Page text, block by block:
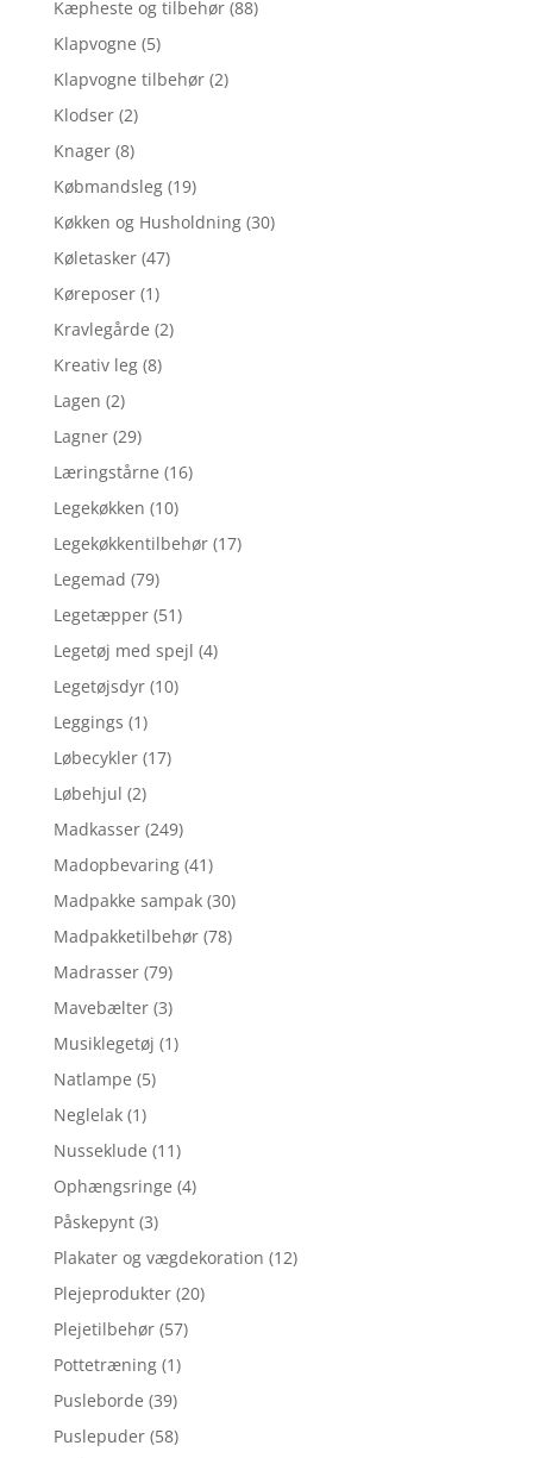
Kæpheste og tilbehør (88)
Klapvogne (5)
Klapvogne tilbehør (2)
Klodser (2)
Knager (8)
Købmandsleg (19)
Køkken og Husholdning (30)
Køletasker (47)
Køreposer (1)
Kravlegårde (2)
Kreativ leg (8)
Lagen (2)
Lagner (29)
Læringstårne (16)
Legekøkken (10)
Legekøkkentilbehør (17)
Legemad (79)
Legetæpper (51)
Legetøj med spejl (4)
Legetøjsdyr (10)
Leggings (1)
Løbecykler (17)
Løbehjul (2)
Madkasser (249)
Madopbevaring (41)
Madpakke sampak (30)
Madpakketilbehør (78)
Madrasser (79)
Mavebælter (3)
Musiklegetøj (1)
Natlampe (5)
Neglelak (1)
Nusseklude (11)
Ophængsringe (4)
Påskepynt (3)
Plakater og vægdekoration (12)
Plejeprodukter (20)
Plejetilbehør (57)
Pottetræning (1)
Pusleborde (39)
Puslepuder (58)